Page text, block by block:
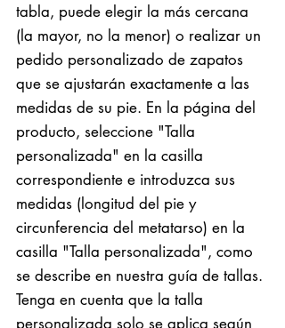
tabla, puede elegir la más cercana
(la mayor, no la menor) o realizar un
pedido personalizado de zapatos
que se ajustarán exactamente a las
medidas de su pie. En la página del
producto, seleccione "Talla
personalizada" en la casilla
correspondiente e introduzca sus
medidas (longitud del pie y
circunferencia del metatarso) en la
casilla "Talla personalizada", como
se describe en nuestra guía de tallas.
Tenga en cuenta que la talla
personalizada solo se aplica según